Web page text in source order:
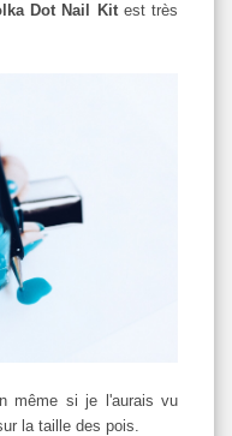
Dot Nail Kit est très
même si je l'aurais vu
la taille des pois.